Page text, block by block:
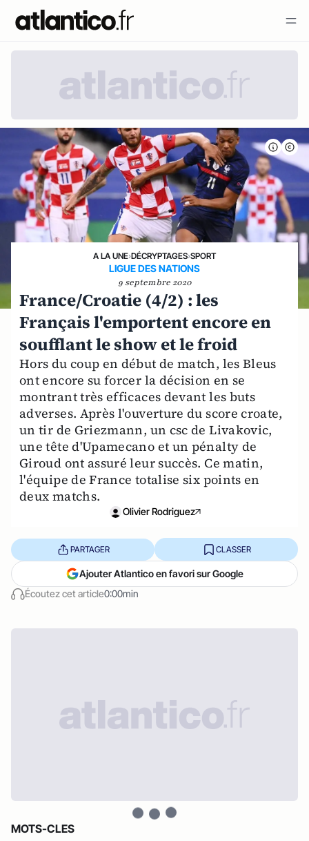
A LA UNE›DÉCRYPTAGES›SPORT
LIGUE DES NATIONS
9 septembre 2020
France/Croatie (4/2) : les
Français l'emportent encore en
soufflant le show et le froid
Hors du coup en début de match, les Bleus
ont encore su forcer la décision en se
montrant très efficaces devant les buts
adverses. Après l'ouverture du score croate,
un tir de Griezmann, un csc de Livakovic,
une tête d'Upamecano et un pénalty de
Giroud ont assuré leur succès. Ce matin,
l'équipe de France totalise six points en
deux matchs.
Olivier Rodriguez
Écoutez cet article0:00min
PARTAGER CLASSER
Ajouter Atlantico en favori sur Google
MOTS-CLES